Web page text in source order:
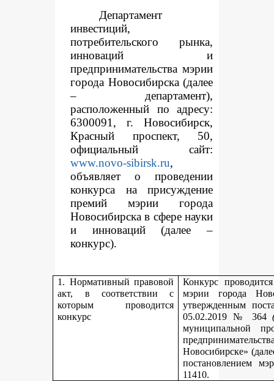
Департамент
инвестиций,
потребительского рынка,
инноваций и
предпринимательства мэрии
города Новосибирска (далее
– департамент),
расположенный по адресу:
6300091, г. Новосибирск,
Красный проспект, 50,
официальный сайт:
www.novo-sibirsk.ru,
объявляет о проведении
конкурса на присуждение
премий мэрии города
Новосибирска в сфере науки
и инноваций (далее –
конкурс).
1. Нормативный правовой
акт, в соответствии с
которым проводится
конкурс
Конкурс
мэрии города
утвержденным
05.02.2019 № 364
муниципальной
Новосибирске»
постановлением
11410.